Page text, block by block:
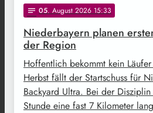
notes 05. August 2026 15:33
Niederbayern planen
der Region
Hoffentlich bekommt kein
Herbst fällt der Startschuss für
Backyard Ultra. Bei der
Stunde eine fast 7 Kilometer